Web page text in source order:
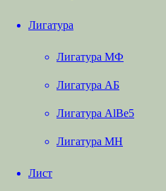
Лигатура
Лигатура МФ
Лигатура АБ
Лигатура AlBe5
Лигатура МН
Лист